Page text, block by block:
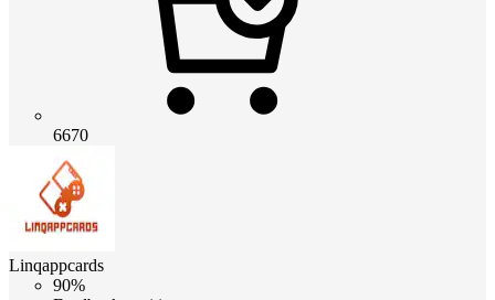
6670
Linqappcards
90%